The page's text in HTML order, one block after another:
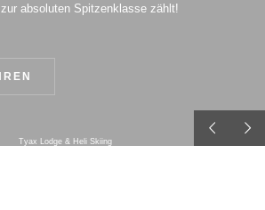
absoluten Spitzenklasse zählt!
Tyax Lodge & Heli Skiing